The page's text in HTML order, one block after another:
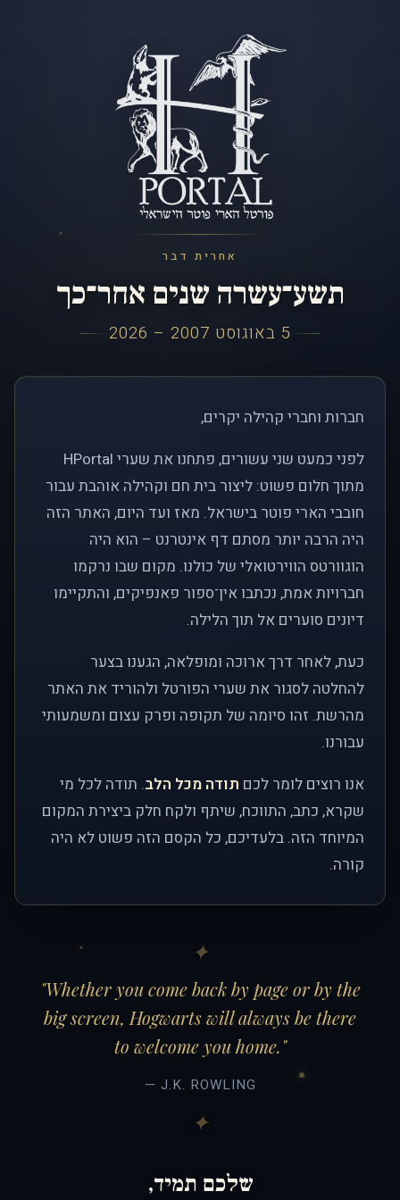
אחרית דבר
תשע־עשרה שנים אחר־כך
5 באוגוסט 2007 – 2026
חברות וחברי קהילה יקרים,
לפני כמעט שני עשורים, פתחנו את שערי HPortal
מתוך חלום פשוט: ליצור בית חם וקהילה אוהבת עבור
חובבי הארי פוטר בישראל. מאז ועד היום, האתר הזה
היה הרבה יותר מסתם דף אינטרנט – הוא היה
הוגוורטס הווירטואלי של כולנו. מקום שבו נרקמו
חברויות אמת, נכתבו אין־ספור פאנפיקים, והתקיימו
דיונים סוערים אל תוך הלילה.
כעת, לאחר דרך ארוכה ומופלאה, הגענו בצער
להחלטה לסגור את שערי הפורטל ולהוריד את האתר
מהרשת. זהו סיומה של תקופה ופרק עצום ומשמעותי
עבורנו.
אנו רוצים לומר לכם תודה מכל הלב. תודה לכל מי
שקרא, כתב, התווכח, שיתף ולקח חלק ביצירת המקום
המיוחד הזה. בלעדיכם, כל הקסם הזה פשוט לא היה
קורה.
"Whether you come back by page or by the
big screen, Hogwarts will always be there
to welcome you home."
— J.K. ROWLING
שלכם תמיד,